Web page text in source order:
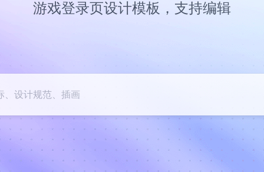
游戏登录页设计模板，支持编辑